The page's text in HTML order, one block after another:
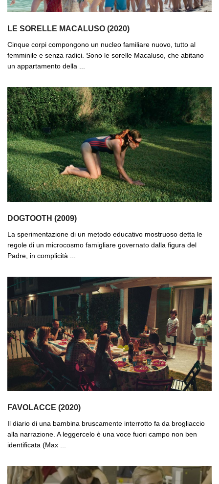
LE SORELLE MACALUSO (2020)
Cinque corpi compongono un nucleo familiare nuovo, tutto al
femminile e senza radici. Sono le sorelle Macaluso, che abitano
un appartamento della ...
DOGTOOTH (2009)
La sperimentazione di un metodo educativo mostruoso detta le
regole di un microcosmo famigliare governato dalla figura del
Padre, in complicità ...
FAVOLACCE (2020)
Il diario di una bambina bruscamente interrotto fa da brogliaccio
alla narrazione. A leggercelo è una voce fuori campo non ben
identificata (Max ...